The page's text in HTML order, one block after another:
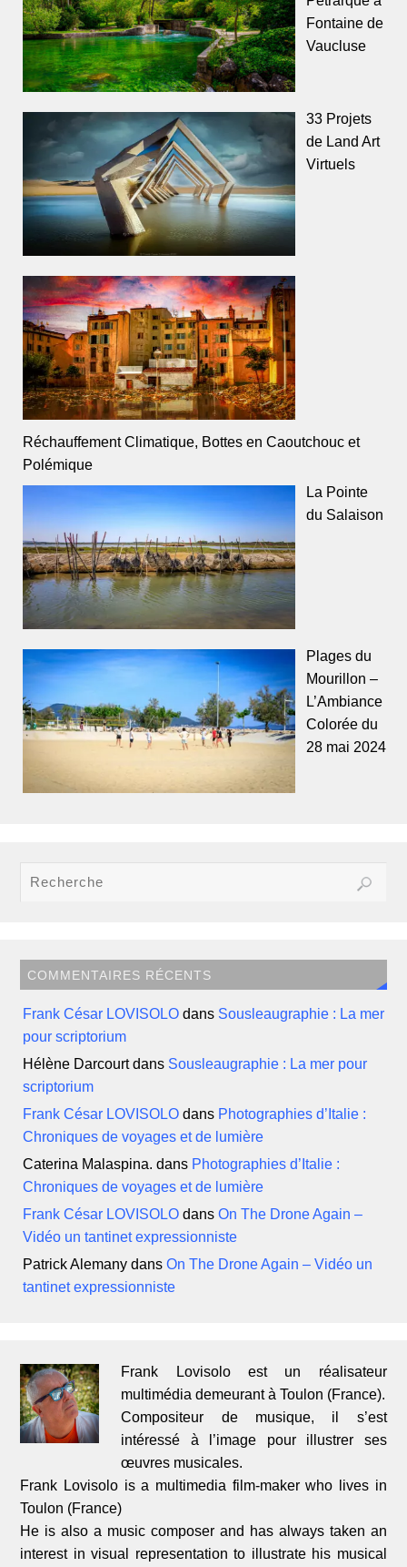
Fontaine de
Vaucluse
33 Projets
de Land Art
Virtuels
Réchauffement Climatique, Bottes en Caoutchouc et
Polémique
La Pointe
du Salaison
Plages du
Mourillon –
L’Ambiance
Colorée du
28 mai 2024
COMMENTAIRES RÉCENTS
Frank César LOVISOLO dans Sousleaugraphie : La mer
pour scriptorium
Hélène Darcourtdans Sousleaugraphie : La mer pour
scriptorium
Frank César LOVISOLO dans Photographies d’Italie :
Chroniques de voyages et de lumière
Caterina Malaspina. dans Photographies d’Italie :
Chroniques de voyages et de lumière
Frank César LOVISOLO dansOn The Drone Again –
Vidéo un tantinet expressionniste
Patrick Alemany dansOn The Drone Again – Vidéo un
tantinet expressionniste
Frank Lovisolo est un réalisateur
multimédia demeurant à Toulon (France).
Compositeur de musique, il s’est
intéressé à l’image pour illustrer ses
œuvres musicales.
Frank Lovisolo is a multimedia film-maker who lives in
Toulon (France)
He is also a music composer and has always taken an
interest in visual representation to illustrate his musical